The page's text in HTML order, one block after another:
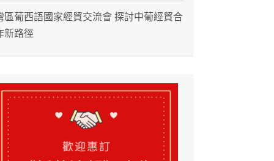
區葡西語國家經貿交流會 探討中葡經貿合
新路徑